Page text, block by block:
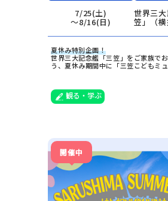
7/25(土)
〜8/16(日)
世界三
笠」（
夏休み特別企画！
世界三大記念艦「三笠」をご家族で
う、夏休み期間中に「三笠こどもミ
観る・学ぶ
開催中